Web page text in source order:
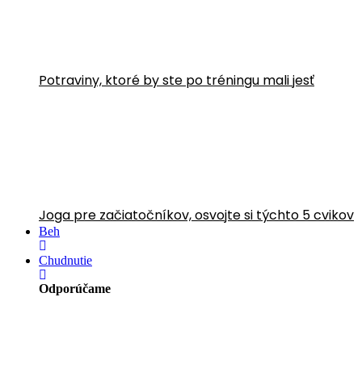
Potraviny, ktoré by ste po tréningu mali jesť
Joga pre začiatočníkov, osvojte si týchto 5 cvikov
Beh
Chudnutie
Odporúčame